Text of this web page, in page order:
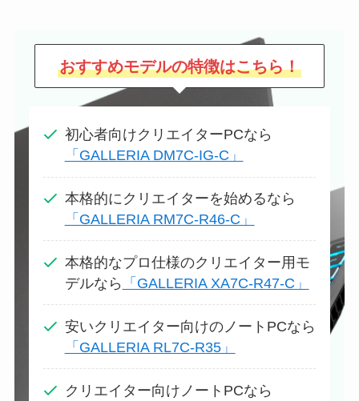
おすすめモデルの特徴はこちら！
初心者向けクリエイターPCなら
「GALLERIA DM7C-IG-C」
本格的にクリエイターを始めるなら
「GALLERIA RM7C-R46-C」
本格的なプロ仕様のクリエイター用モ
デルなら
「GALLERIA XA7C-R47-C」
安いクリエイター向けのノートPCなら
「GALLERIA RL7C-R35」
クリエイター向けノートPCなら